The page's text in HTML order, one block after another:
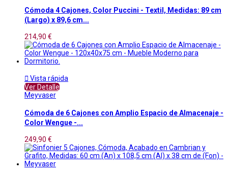
Cómoda 4 Cajones, Color Puccini - Textil, Medidas: 89 cm
(Largo) x 89,6 cm...
214,90 €
 Vista rápida
Ver Detalle
Meyvaser
Cómoda de 6 Cajones con Amplio Espacio de Almacenaje -
Color Wengue -...
249,90 €